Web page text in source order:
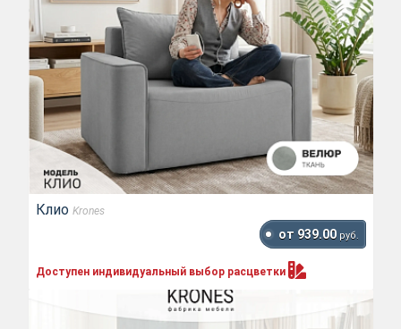
Клио Krones
от 939.00 руб.
Доступен индивидуальный выбор расцветки